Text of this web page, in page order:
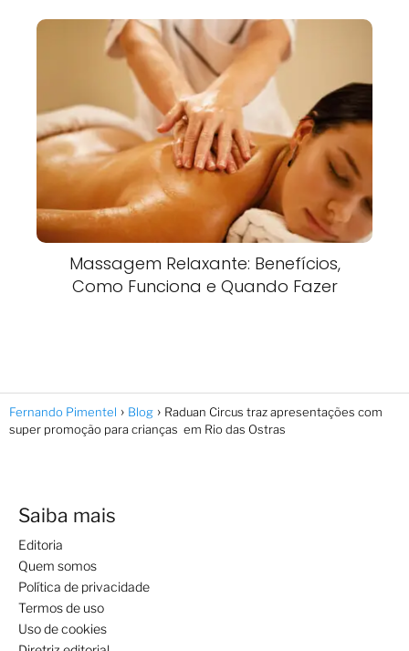
Massagem Relaxante: Benefícios,
Como Funciona e Quando Fazer
Fernando Pimentel Blog
Raduan Circus traz apresentações com
super promoção para crianças em Rio das Ostras
Saiba mais
Editoria
Quem somos
Política de privacidade
Termos de uso
Uso de cookies